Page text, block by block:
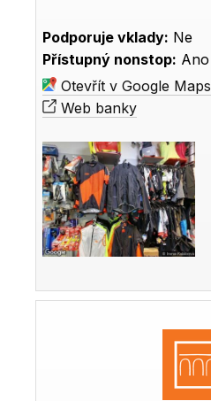
Podporuje vklady: Ne
Přístupný nonstop: Ano
Otevřít v Google Maps
Web banky